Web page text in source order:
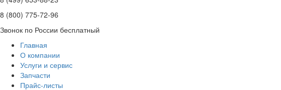
8 (800) 775-72-96
Звонок по России бесплатный
Главная
О компании
Услуги и сервис
Запчасти
Прайс-листы